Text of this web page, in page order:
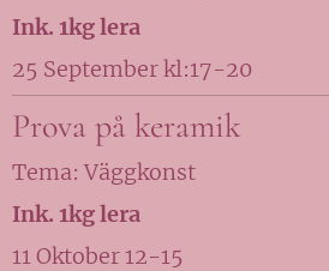
Ink. 1kg lera
25 September kl:17-20
Prova på keramik
Tema: Väggkonst
Ink. 1kg lera
11 Oktober 12-15